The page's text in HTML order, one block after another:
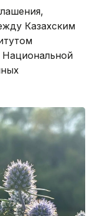
Казахским
Национальной